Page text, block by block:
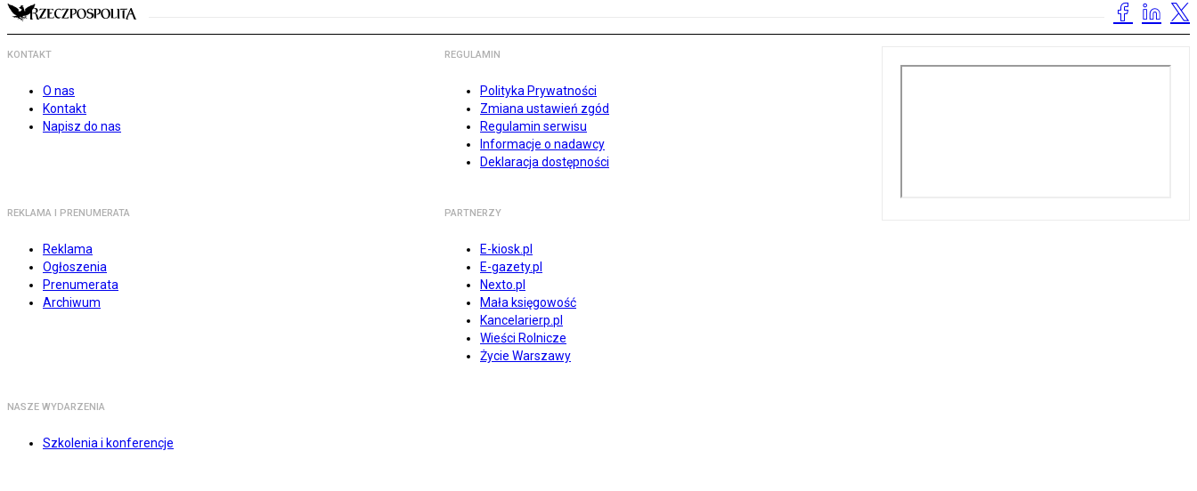
KONTAKT
O nas
Kontakt
Napisz do nas
REGULAMIN
Polityka Prywatności
Zmiana ustawień zgód
Regulamin serwisu
Informacje o nadawcy
Deklaracja dostępności
REKLAMA I PRENUMERATA
Reklama
Ogłoszenia
Prenumerata
Archiwum
PARTNERZY
E-kiosk.pl
E-gazety.pl
Nexto.pl
Mała księgowość
Kancelarierp.pl
Wieści Rolnicze
Życie Warszawy
NASZE WYDARZENIA
Szkolenia i konferencje